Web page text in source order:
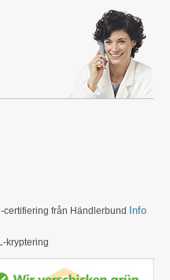
från Händlerbund Info
kryptering